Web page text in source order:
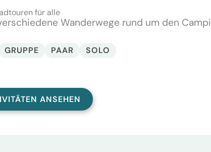
für alle
Wanderwege rund um den
GRUPPE PAAR SOLO
ANSEHEN